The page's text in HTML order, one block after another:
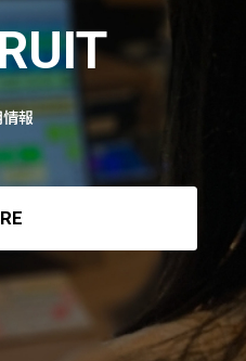
報